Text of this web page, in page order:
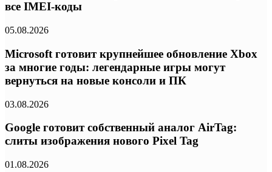
все IMEI-коды
05.08.2026
Microsoft готовит крупнейшее обновление Xbox
за многие годы: легендарные игры могут
вернуться на новые консоли и ПК
03.08.2026
Google готовит собственный аналог AirTag:
слиты изображения нового Pixel Tag
01.08.2026